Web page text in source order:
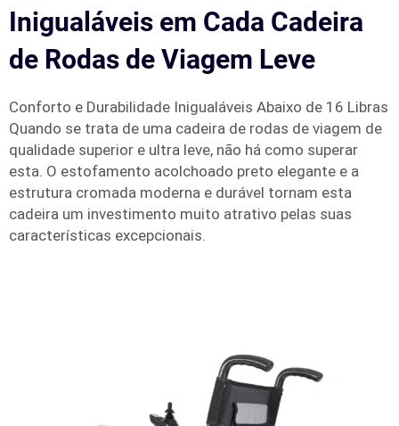
Inigualáveis em Cada Cadeira
de Rodas de Viagem Leve
Conforto e Durabilidade Inigualáveis Abaixo de 16 Libras
Quando se trata de uma cadeira de rodas de viagem de
qualidade superior e ultra leve, não há como superar
esta. O estofamento acolchoado preto elegante e a
estrutura cromada moderna e durável tornam esta
cadeira um investimento muito atrativo pelas suas
características excepcionais.